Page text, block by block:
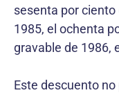
sesenta por ciento
1985, el ochenta
gravable de 1986,
Este descuento